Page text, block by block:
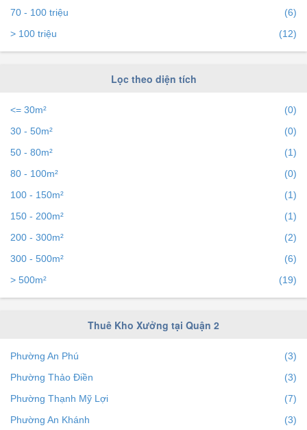
trên bds68 để tiếp cận với hàng ngàn người mỗi ngày.
70 - 100 triệu
(6)
> 100 triệu
(12)
Lọc theo diện tích
<= 30m²
(0)
30 - 50m²
(0)
50 - 80m²
(1)
80 - 100m²
(0)
100 - 150m²
(1)
150 - 200m²
(1)
200 - 300m²
(2)
300 - 500m²
(6)
> 500m²
(19)
Thuê Kho Xưởng tại Quận 2
Phường An Phú
(3)
Phường Thảo Điền
(3)
Phường Thạnh Mỹ Lợi
(7)
Phường An Khánh
(3)